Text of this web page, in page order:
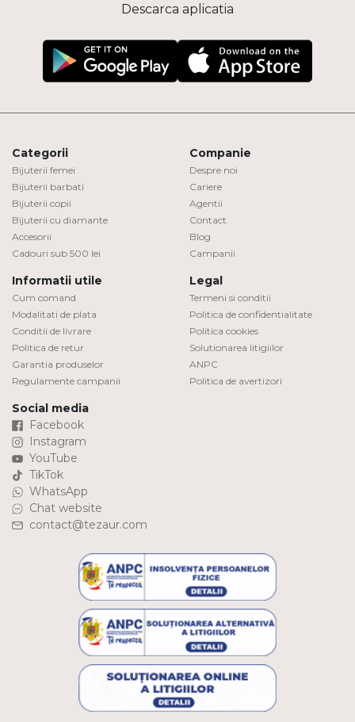
Descarca aplicatia
Categorii
Bijuterii femei
Bijuterii barbati
Bijuterii copii
Bijuterii cu diamante
Accesorii
Cadouri sub 500 lei
Companie
Despre noi
Cariere
Agentii
Contact
Blog
Campanii
Informatii utile
Cum comand
Modalitati de plata
Conditii de livrare
Politica de retur
Garantia produselor
Regulamente campanii
Legal
Termeni si conditii
Politica de confidentialitate
Politica cookies
Solutionarea litigiilor
ANPC
Politica de avertizori
Social media
Facebook
Instagram
YouTube
TikTok
WhatsApp
Chat website
contact@tezaur.com